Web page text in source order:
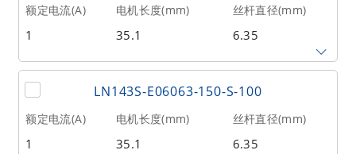
相数 转子惯量(g•cm²) 重量(kg)
2 20 0.21
额定电流(A) 电机长度(mm) 丝杆直径(mm)
1 35.1 6.35
丝杆导程(mm) 丝杆长度(mm) 额定推力(N
@300RPM)
相数 转子惯量(g•cm²) 重量(kg)
LN143S-E06063-150-S-100
额定电流(A) 电机长度(mm) 丝杆直径(mm)
1 35.1 6.35